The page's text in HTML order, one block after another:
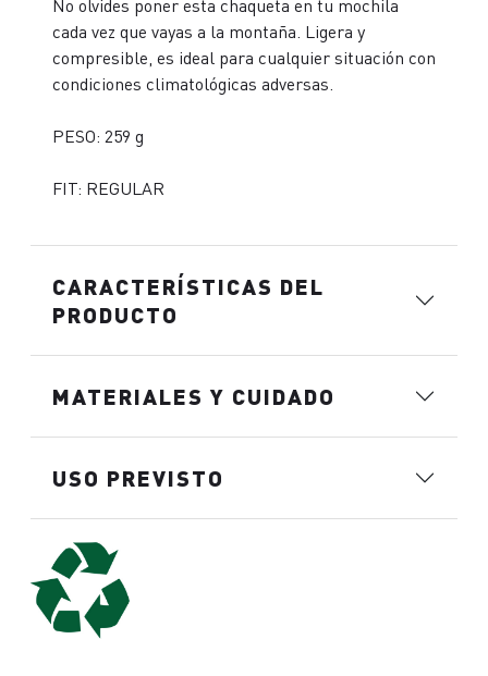
No olvides poner esta chaqueta en tu mochila
cada vez que vayas a la montaña. Ligera y
compresible, es ideal para cualquier situación con
condiciones climatológicas adversas.
PESO: 259 g
FIT: REGULAR
CARACTERÍSTICAS DEL
PRODUCTO
MATERIALES Y CUIDADO
USO PREVISTO